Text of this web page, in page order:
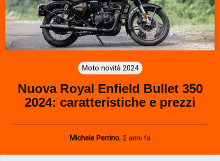
Moto novità 2024
Nuova Royal Enfield Bullet 350
2024: caratteristiche e prezzi
Michele Perrino, 2 anni fa